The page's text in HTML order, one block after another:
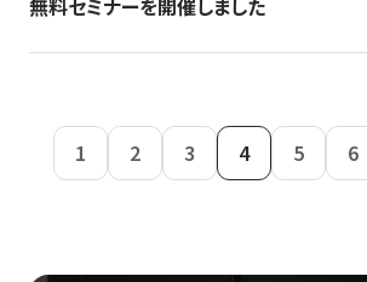
無料セミナーを開催しました
1 2 3 4 5 6